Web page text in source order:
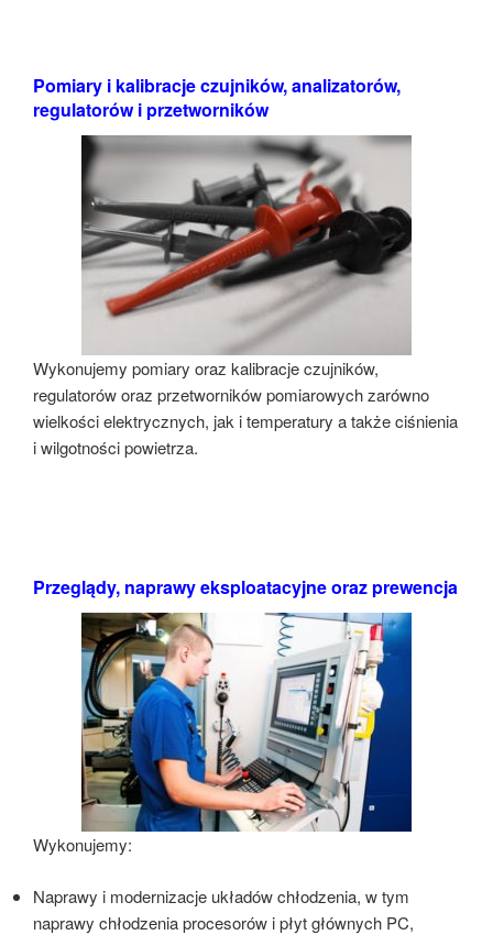
Pomiary i kalibracje czujników, analizatorów,
regulatorów i przetworników
Wykonujemy pomiary oraz kalibracje czujników,
regulatorów oraz przetworników pomiarowych zarówno
wielkości elektrycznych, jak i temperatury a także ciśnienia
i wilgotności powietrza.
Przeglądy, naprawy eksploatacyjne oraz prewencja
Wykonujemy:
Naprawy i modernizacje układów chłodzenia, w tym
naprawy chłodzenia procesorów i płyt głównych PC,